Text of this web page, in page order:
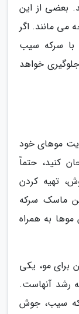
بعضی از این
می مانند. اگر
با سرکه سیب
خواهد
موهای خود
کنید، حتماً
تهیه کردن
ماسک سرکه
به همراه
مو، یکی
رشد آنهاست.
سیب، جوش